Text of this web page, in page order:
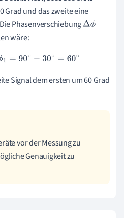
Grad und das zweite eine
PhasenverschiebungΔϕ
wäre:
ϕ1 =90∘−30∘=60 ∘
Signal dem ersten um 60 Grad
vor der Messung zu
Genauigkeit zu